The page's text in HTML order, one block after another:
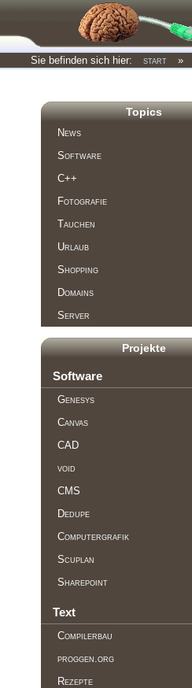
Sie befinden sich hier:
start »
Topics
News
Software
C++
Fotografie
Tauchen
Urlaub
Shopping
Domains
Server
Projekte
Software
Genesys
Canvas
CAD
void
CMS
Dedupe
Computergrafik
Scuplan
Sharepoint
Text
Compilerbau
proggen.org
Rezepte